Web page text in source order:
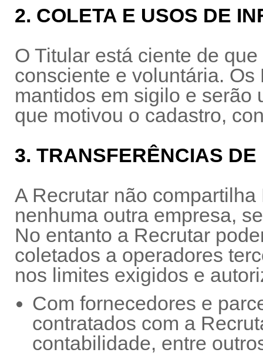
2. COLETA E USOS DE
O Titular está ciente de
consciente e voluntária.
mantidos em sigilo e serão
que motivou o cadastro,
3. TRANSFERÊNCIAS
A Recrutar não
nenhuma outra empresa,
No entanto a Recrutar
coletados a operadores
nos limites exigidos e
Com fornecedores e
contratados com a
contabilidade, entre